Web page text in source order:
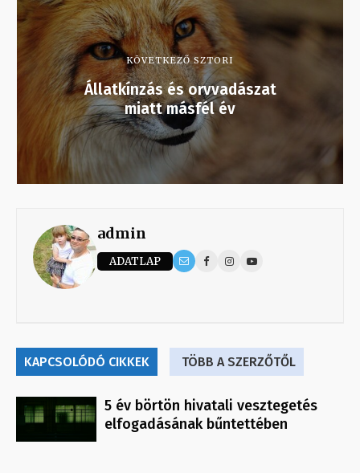
KÖVETKEZŐ SZTORI
Állatkínzás és orvvadászat
miatt másfél év
admin
ADATLAP
KAPCSOLÓDÓ CIKKEK TÖBB A SZERZŐTŐL
5 év börtön hivatali vesztegetés
elfogadásának bűntettében